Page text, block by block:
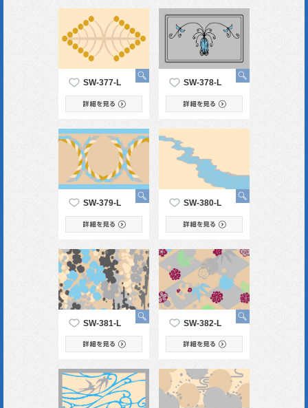
SW-377-L SW-378-L
SW-379-L SW-380-L
SW-381-L SW-382-L